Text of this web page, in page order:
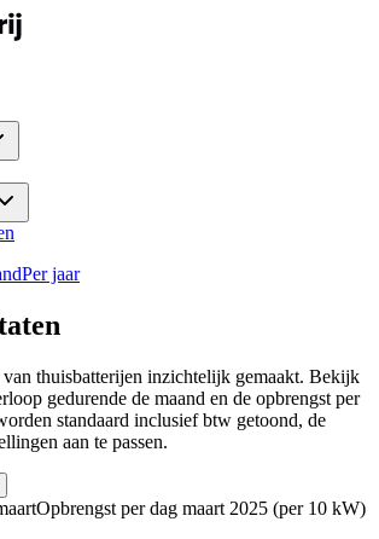
Per jaar
van thuisbatterijen inzichtelijk gemaakt. Bekijk
gedurende de maand en de opbrengst per
standaard inclusief btw getoond, de
aan te passen.
Opbrengst per dag maart 2025 (per 10 kW)